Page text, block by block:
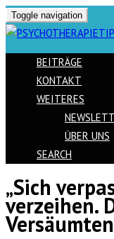
Toggle navigation
BEITRÄGE
KONTAKT
WEITERES
ÜBER UNS
SEARCH
Skip
to
content
„Sich
verzeihen.